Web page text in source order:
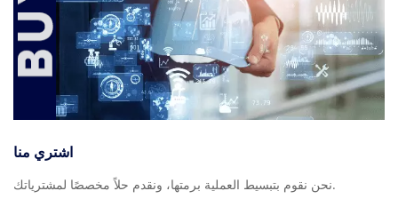
اشتري منا
نحن نقوم بتبسيط العملية برمتها، ونقدم حلاً مخصصًا لمشترياتك.